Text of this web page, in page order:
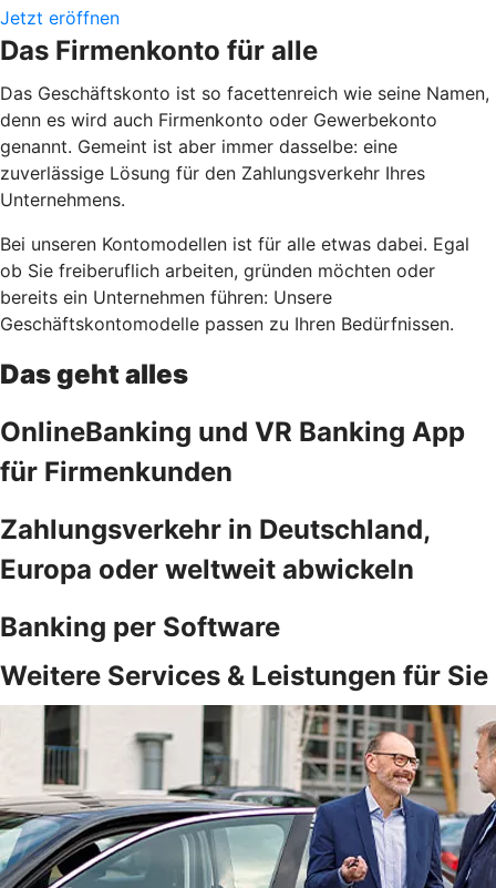
Jetzt eröffnen
Das Firmenkonto für alle
Das Geschäftskonto ist so facettenreich wie seine Namen,
denn es wird auch Firmenkonto oder Gewerbekonto
genannt. Gemeint ist aber immer dasselbe: eine
zuverlässige Lösung für den Zahlungsverkehr Ihres
Unternehmens.
Bei unseren Kontomodellen ist für alle etwas dabei. Egal
ob Sie freiberuflich arbeiten, gründen möchten oder
bereits ein Unternehmen führen: Unsere
Geschäftskontomodelle passen zu Ihren Bedürfnissen.
Das geht alles
OnlineBanking und VR Banking App
für Firmenkunden
Zahlungsverkehr in Deutschland,
Europa oder weltweit abwickeln
Banking per Software
Weitere Services & Leistungen für Sie